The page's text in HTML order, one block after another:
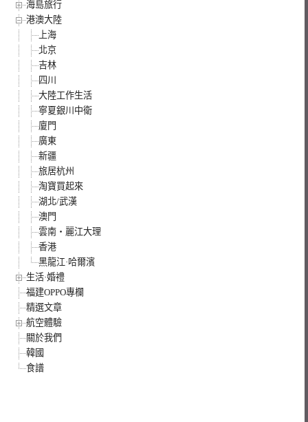
海島旅行
港澳大陸
上海
北京
吉林
四川
大陸工作生活
寧夏銀川中衛
廈門
廣東
新疆
旅居杭州
淘寶買起來
湖北/武漢
澳門
雲南‧麗江大理
香港
黑龍江·哈爾濱
生活·婚禮
福建OPPO專欄
精選文章
航空體驗
關於我們
韓國
食譜